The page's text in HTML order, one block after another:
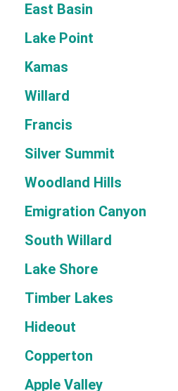
East Basin
Lake Point
Kamas
Willard
Francis
Silver Summit
Woodland Hills
Emigration Canyon
South Willard
Lake Shore
Timber Lakes
Hideout
Copperton
Apple Valley